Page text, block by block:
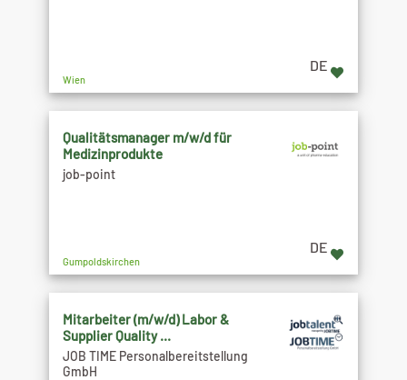
Wien
DE
Qualitätsmanager m/w/d für
Medizinprodukte
job-point
Gumpoldskirchen
DE
Mitarbeiter (m/w/d) Labor &
Supplier Quality ...
JOB TIME Personalbereitstellung
GmbH